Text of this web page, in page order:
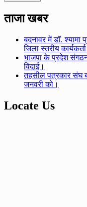
ताजा खबर
बदनावर में डॉ. श्यामा
जिला स्तरीय
भाजपा के प्रदेश संगठन
विदाई।
तहसील पत्रकार संघ
जनवरी को।
Locate Us